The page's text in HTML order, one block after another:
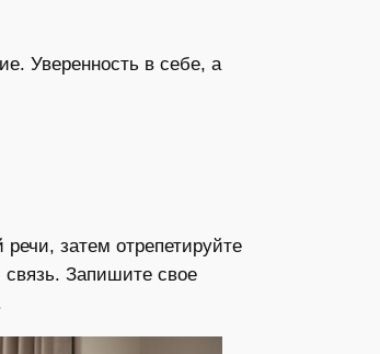
Уверенность в себе, а
затем отрепетируйте
связь. Запишите свое